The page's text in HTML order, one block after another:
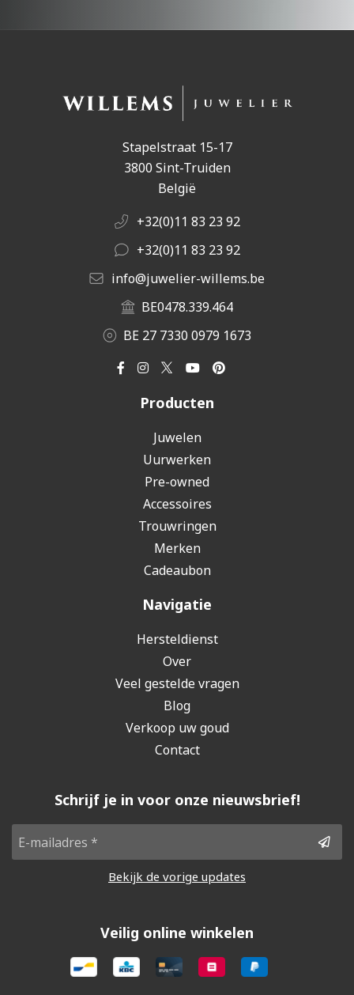
Stapelstraat 15-17
3800 Sint-Truiden
België
+32(0)11 83 23 92
+32(0)11 83 23 92
info@juwelier-willems.be
BE0478.339.464
BE 27 7330 0979 1673
Producten
Juwelen
Uurwerken
Pre-owned
Accessoires
Trouwringen
Merken
Cadeaubon
Navigatie
Hersteldienst
Over
Veel gestelde vragen
Blog
Verkoop uw goud
Contact
Schrijf je in voor onze nieuwsbrief!
Bekijk de vorige updates
Veilig online winkelen